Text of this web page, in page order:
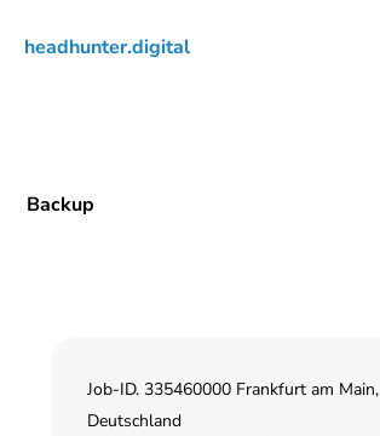
Hauptnavigation
Inhalt
Seitenspalte
headhunter.digital
Backup
Job-ID. 335460000 Frankfurt am Main,
Deutschland